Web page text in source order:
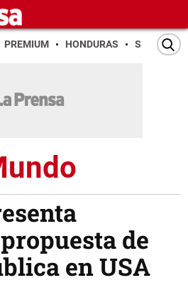
PREMIUM HONDURAS SAN PEDRO
de
en USA